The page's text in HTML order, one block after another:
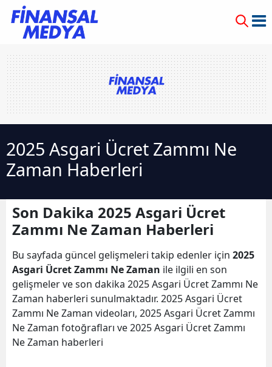
2025 Asgari Ücret Zammı Ne
Zaman Haberleri
Son Dakika 2025 Asgari Ücret
Zammı Ne Zaman Haberleri
Bu sayfada güncel gelişmeleri takip edenler için 2025
Asgari Ücret Zammı Ne Zaman ile ilgili en son
gelişmeler ve son dakika 2025 Asgari Ücret Zammı Ne
Zaman haberleri sunulmaktadır. 2025 Asgari Ücret
Zammı Ne Zaman videoları, 2025 Asgari Ücret Zammı
Ne Zaman fotoğrafları ve 2025 Asgari Ücret Zammı
Ne Zaman haberleri